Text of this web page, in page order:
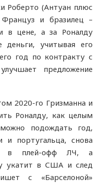
Роберто (Антуан плюс
и бразилец –
в цене, а за Роналду
учитывая его
год по контракту с
предложение
2020-го Гризманна и
Роналду, как целым
подождать год,
и португальца, снова
в плей-офф ЛЧ, а
укатит в США и след
с «Барселоной»